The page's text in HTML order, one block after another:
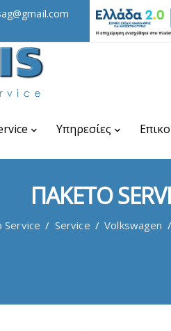
Υπηρεσίες
ΠΑΚΕΤΟ
Service / Service / Volkswagen /